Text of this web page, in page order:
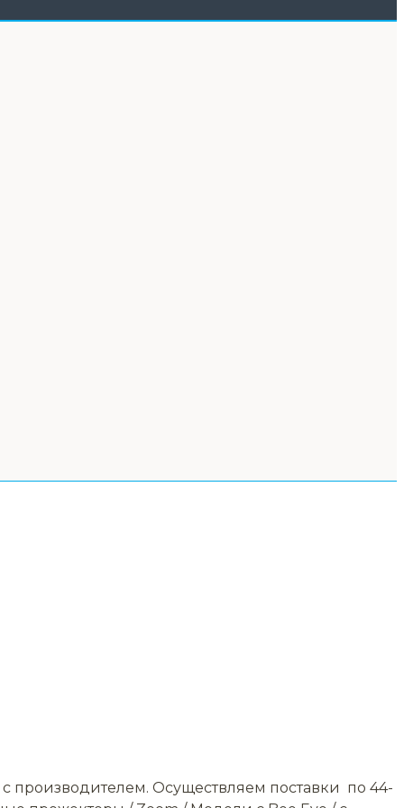
производителем. Осуществляем поставки по 44-